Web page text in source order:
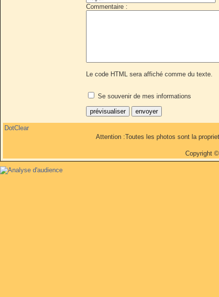
Commentaire :
Le code HTML sera affiché comme du texte.
Se souvenir de mes informations
DotClear
Attention :Toutes les photos sont la
Copyright